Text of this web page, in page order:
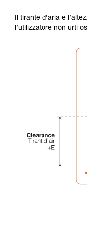
informazioni
capire
formazione
Verificate
capacità di
Forniamo
attività. Ne
Il tirante d’aria è
l’utilizzatore non urti